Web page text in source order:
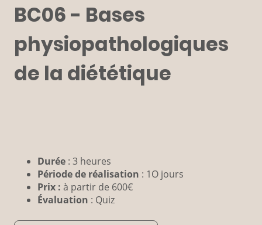
BC06 - Bases
physiopathologiques
de la diététique
Durée : 3 heures
Période de réalisation : 1O jours
Prix : à partir de 600€
Évaluation : Quiz